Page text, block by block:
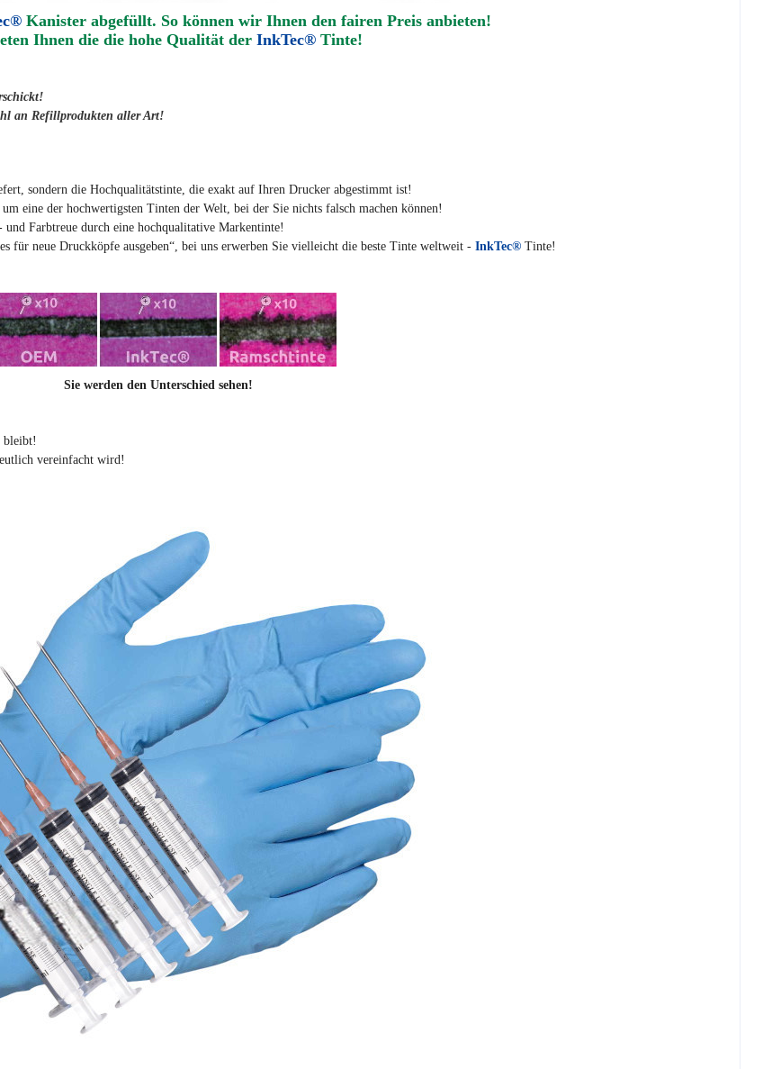
Kanister abgefüllt. So können wir Ihnen den fairen Preis anbieten!
Ihnen die die hohe Qualität der InkTec® Tinte!
an Refillprodukten aller Art!
sondern die Hochqualitätstinte, die exakt auf Ihren Drucker abgestimmt ist!
eine der hochwertigsten Tinten der Welt, bei der Sie nichts falsch machen können!
und Farbtreue durch eine hochqualitative Markentinte!
für neue Druckköpfe ausgeben“, bei uns erwerben Sie vielleicht die beste Tinte weltweit - InkTec® Tinte!
Sie werden den Unterschied sehen!
bleibt!
vereinfacht wird!